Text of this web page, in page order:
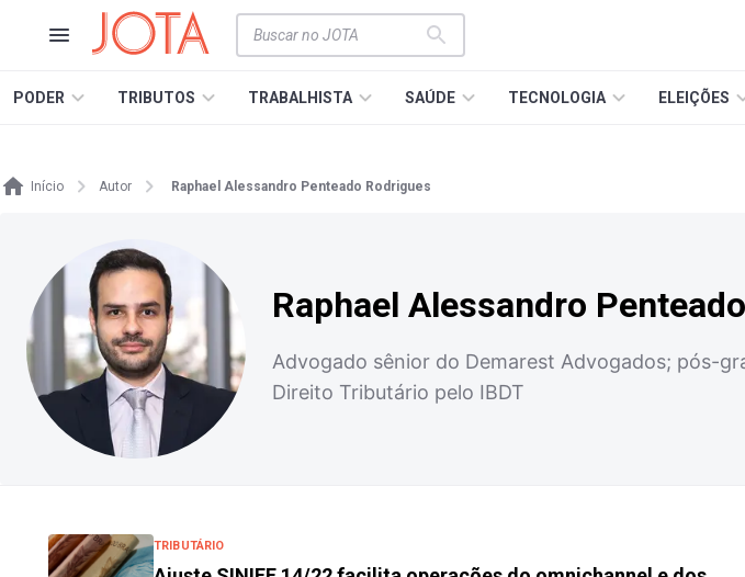
PODER TRIBUTOS TRABALHISTA SAÚDE TECNOLOGIA ELEIÇÕES
Início Autor Raphael Alessandro Penteado Rodrigues
Raphael Alessandro
Advogado sênior do Demarest Advogados; pós-
Direito Tributário pelo IBDT
TRIBUTÁRIO